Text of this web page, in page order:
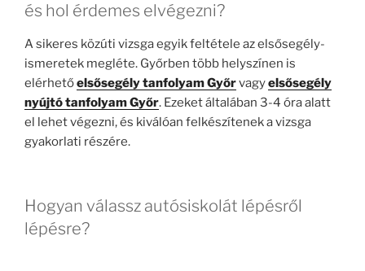
és hol érdemes elvégezni?
A sikeres közúti vizsga egyik feltétele az elsősegély-
ismeretek megléte. Győrben több helyszínen is
elérhetőelsősegély tanfolyam Győrvagyelsősegély
nyújtó tanfolyam Győr. Ezeket általában 3-4 óra alatt
el lehet végezni, és kiválóan felkészítenek a vizsga
gyakorlati részére.
Hogyan válassz autósiskolát lépésről
lépésre?